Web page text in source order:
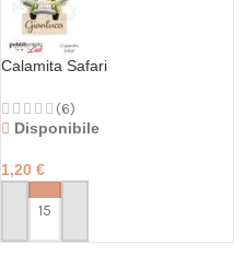
Calamita Safari
(6)
Disponibile
1,20 €
PERSONALIZZA